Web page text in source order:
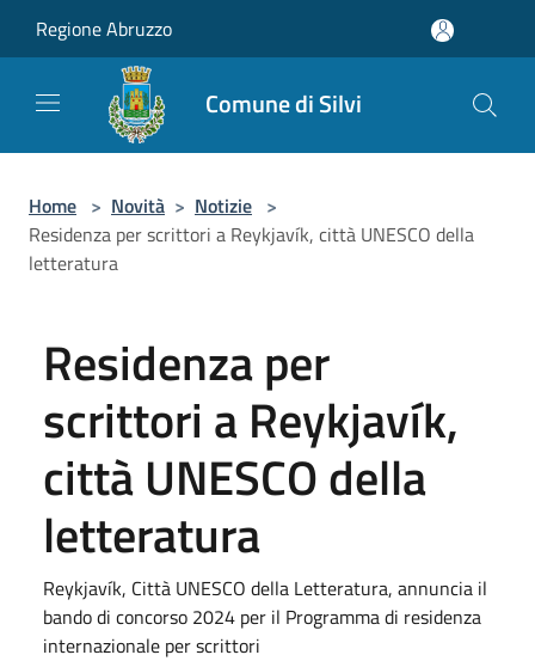
Regione Abruzzo
Comune di Silvi
Home > Novità > Notizie >
Residenza per scrittori a Reykjavík, città UNESCO della
letteratura
Residenza per
scrittori a Reykjavík,
città UNESCO della
letteratura
Reykjavík, Città UNESCO della Letteratura, annuncia il
bando di concorso 2024 per il Programma di residenza
internazionale per scrittori